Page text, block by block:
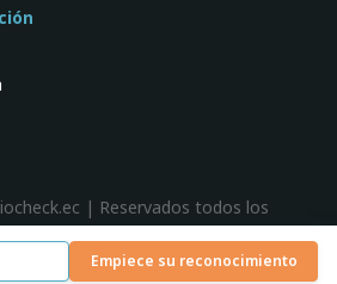
Empiece su reconocimiento
| Reservados todos los
SWiF